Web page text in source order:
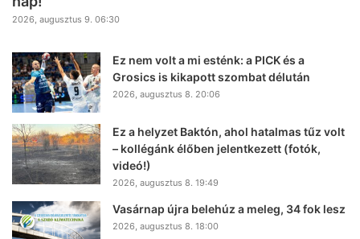
2026, augusztus 9. 06:30
Ez nem volt a mi esténk: a PICK és a
Grosics is kikapott szombat délután
2026, augusztus 8. 20:06
Ez a helyzet Baktón, ahol hatalmas tűz volt
– kollégánk élőben jelentkezett (fotók,
videó!)
2026, augusztus 8. 19:49
Vasárnap újra belehúz a meleg, 34 fok lesz
2026, augusztus 8. 18:00